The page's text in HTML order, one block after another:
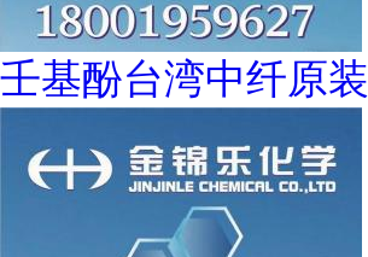
壬基酚台湾中纤原装